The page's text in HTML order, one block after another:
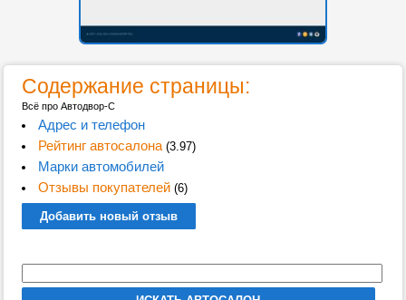
Содержание страницы:
Всё про Автодвор-С
Адрес и телефон
Рейтинг автосалона(3.97)
Марки автомобилей
Отзывы покупателей(6)
Добавить новый отзыв